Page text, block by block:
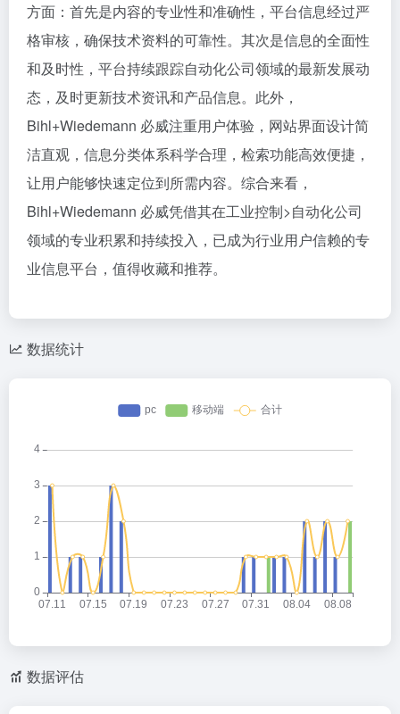
方面：首先是内容的专业性和准确性，平台信息经过严
格审核，确保技术资料的可靠性。其次是信息的全面性
和及时性，平台持续跟踪自动化公司领域的最新发展动
态，及时更新技术资讯和产品信息。此外，
Bihl+Wiedemann 必威注重用户体验，网站界面设计简
洁直观，信息分类体系科学合理，检索功能高效便捷，
让用户能够快速定位到所需内容。综合来看，
Bihl+Wiedemann 必威凭借其在工业控制>自动化公司
领域的专业积累和持续投入，已成为行业用户信赖的专
业信息平台，值得收藏和推荐。
数据统计
数据评估